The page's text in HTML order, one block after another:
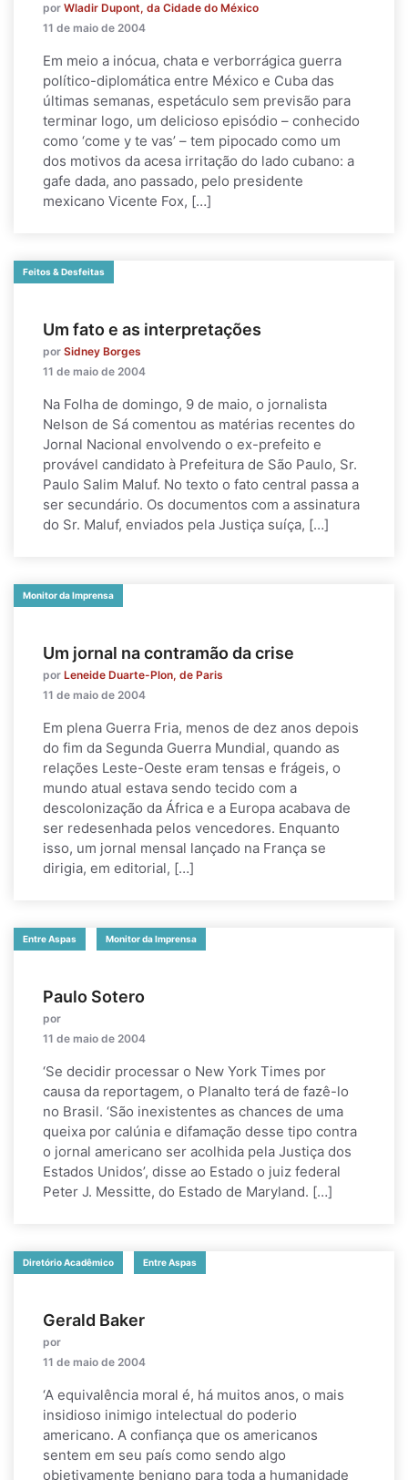
por Wladir Dupont, da Cidade do México
11 de maio de 2004
Em meio a inócua, chata e verborrágica guerra
político-diplomática entre México e Cuba das
últimas semanas, espetáculo sem previsão para
terminar logo, um delicioso episódio – conhecido
como ‘come y te vas’ – tem pipocado como um
dos motivos da acesa irritação do lado cubano: a
gafe dada, ano passado, pelo presidente
mexicano Vicente Fox, […]
Feitos & Desfeitas
Um fato e as interpretações
por Sidney Borges
11 de maio de 2004
Na Folha de domingo, 9 de maio, o jornalista
Nelson de Sá comentou as matérias recentes do
Jornal Nacional envolvendo o ex-prefeito e
provável candidato à Prefeitura de São Paulo, Sr.
Paulo Salim Maluf. No texto o fato central passa a
ser secundário. Os documentos com a assinatura
do Sr. Maluf, enviados pela Justiça suíça, […]
Monitor da Imprensa
Um jornal na contramão da crise
por Leneide Duarte-Plon, de Paris
11 de maio de 2004
Em plena Guerra Fria, menos de dez anos depois
do fim da Segunda Guerra Mundial, quando as
relações Leste-Oeste eram tensas e frágeis, o
mundo atual estava sendo tecido com a
descolonização da África e a Europa acabava de
ser redesenhada pelos vencedores. Enquanto
isso, um jornal mensal lançado na França se
dirigia, em editorial, […]
Entre Aspas Monitor da Imprensa
Paulo Sotero
por
11 de maio de 2004
‘Se decidir processar o New York Times por
causa da reportagem, o Planalto terá de fazê-lo
no Brasil. ‘São inexistentes as chances de uma
queixa por calúnia e difamação desse tipo contra
o jornal americano ser acolhida pela Justiça dos
Estados Unidos’, disse ao Estado o juiz federal
Peter J. Messitte, do Estado de Maryland. […]
Diretório Acadêmico Entre Aspas
Gerald Baker
por
11 de maio de 2004
‘A equivalência moral é, há muitos anos, o mais
insidioso inimigo intelectual do poderio
americano. A confiança que os americanos
sentem em seu país como sendo algo
objetivamente benigno para toda a humanidade